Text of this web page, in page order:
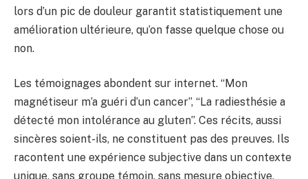
lors d’un pic de douleur garantit statistiquement une
amélioration ultérieure, qu’on fasse quelque chose ou
non.
Les témoignages abondent sur internet. “Mon
magnétiseur m’a guéri d’un cancer”, “La radiesthésie a
détecté mon intolérance au gluten”. Ces récits, aussi
sincères soient-ils, ne constituent pas des preuves. Ils
racontent une expérience subjective dans un contexte
unique, sans groupe témoin, sans mesure objective,